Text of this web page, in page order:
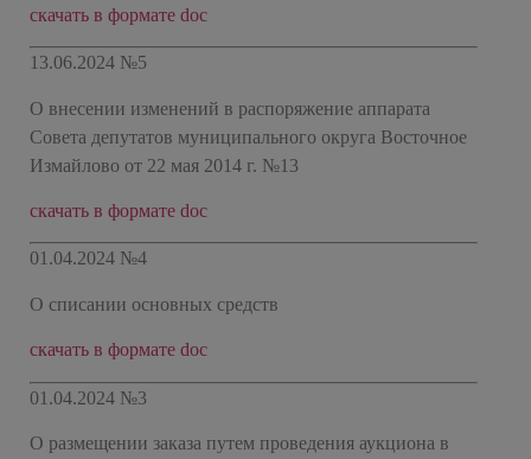
скачать в формате doc
13.06.2024 №5
О внесении изменений в распоряжение аппарата
Совета депутатов муниципального округа Восточное
Измайлово от 22 мая 2014 г. №13
скачать в формате doc
01.04.2024 №4
О списании основных средств
скачать в формате doc
01.04.2024 №3
О размещении заказа путем проведения аукциона в